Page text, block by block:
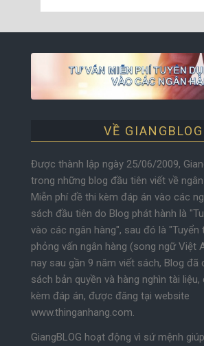
VỀ GIANGBLOG
Được thành lập ngày 25/06/2009,
trong những blog đầu tiên viết về
Miễn phí đề thi kèm đáp án vào các
sách đầu tiên do Blog phát hành là
vào các ngân hàng", sau đó là "Tuyển
phỏng vấn ngân hàng (song ngữ Việt
nay sau gần 9 năm viết sách, Blog đã
sách bản quyền và hàng nghìn tài
kèm đáp án, được đăng tại website
www.thinganhang.com.
GiangBLOG hoạt động vì sứ mệnh